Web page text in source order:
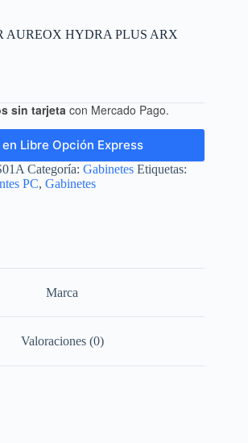
AUREOX HYDRA PLUS ARX
sin tarjeta con Mercado Pago.
Libre Opción Express
Categoría: Gabinetes Etiquetas:
PC, Gabinetes
Marca
Valoraciones (0)